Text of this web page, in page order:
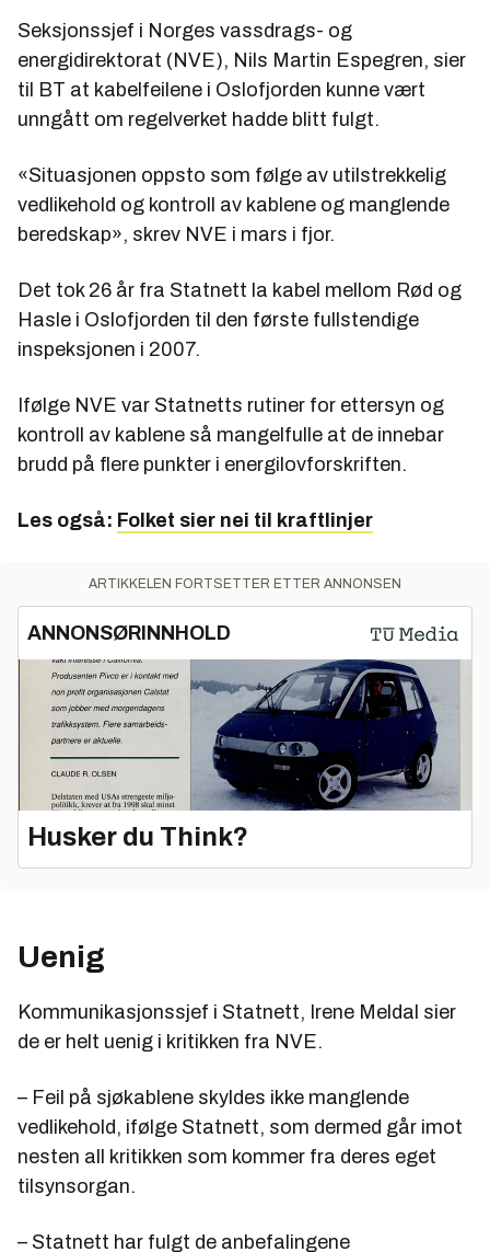
Seksjonssjef i Norges vassdrags- og
energidirektorat (NVE), Nils Martin Espegren, sier
til BT at kabelfeilene i Oslofjorden kunne vært
unngått om regelverket hadde blitt fulgt.
«Situasjonen oppsto som følge av utilstrekkelig
vedlikehold og kontroll av kablene og manglende
beredskap», skrev NVE i mars i fjor.
Det tok 26 år fra Statnett la kabel mellom Rød og
Hasle i Oslofjorden til den første fullstendige
inspeksjonen i 2007.
Ifølge NVE var Statnetts rutiner for ettersyn og
kontroll av kablene så mangelfulle at de innebar
brudd på flere punkter i energilovforskriften.
Les også: Folket sier nei til kraftlinjer
ARTIKKELEN FORTSETTER ETTER ANNONSEN
ANNONSØRINNHOLD
Husker du Think?
Uenig
Kommunikasjonssjef i Statnett, Irene Meldal sier
de er helt uenig i kritikken fra NVE.
– Feil på sjøkablene skyldes ikke manglende
vedlikehold, ifølge Statnett, som dermed går imot
nesten all kritikken som kommer fra deres eget
tilsynsorgan.
– Statnett har fulgt de anbefalingene